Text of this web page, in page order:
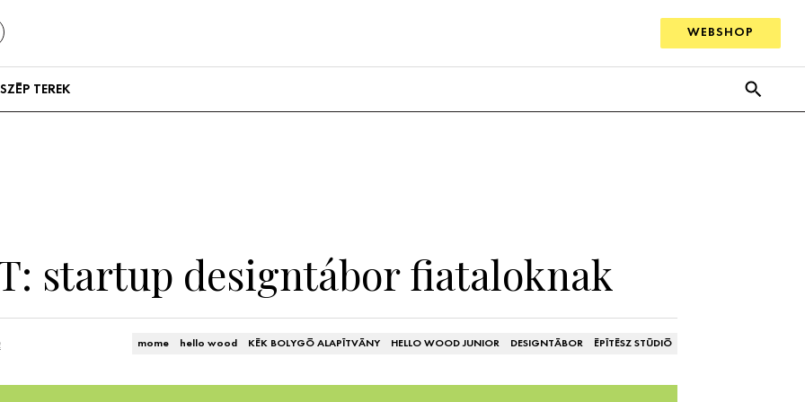
WEBSHOP
SZÉP TEREK
startup designtábor fiataloknak
mome hello wood KÉK BOLYGÓ ALAPÍTVÁNY HELLO WOOD JUNIOR DESIGNTÁBOR ÉPÍTÉSZ STÚDIÓ